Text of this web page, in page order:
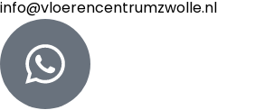
info@vloerencentrumzwolle.nl